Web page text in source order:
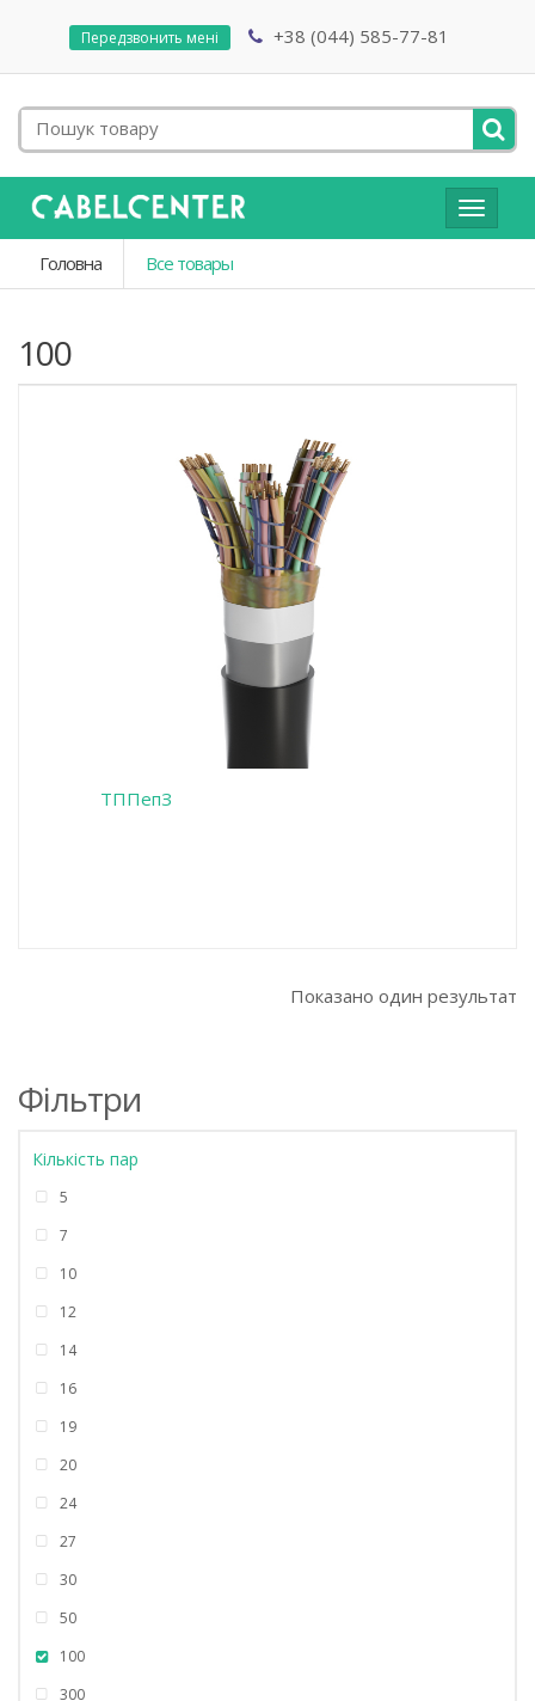
Передзвонить мені +38 (044) 585-77-81
Toggle
Головна
Все товары
100
ТППепЗ
Показано один результат
Фільтри
Кількість пар
5
7
10
12
14
16
19
20
24
27
30
50
100
300